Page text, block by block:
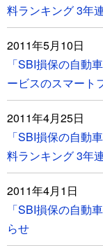
料ランキング 3年
2011年5月10日
「SBI損保の自動
ービスのスマート
2011年4月25日
「SBI損保の自動
料ランキング 3年
2011年4月1日
「SBI損保の自動
らせ